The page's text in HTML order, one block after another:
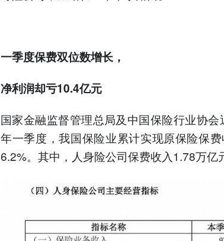
一季度保费双位数增长，
净利润却亏10.4亿元
国家金融监督管理总局及中国保险行业协
年一季度，我国保险业累计实现原保险保
6.2%。其中，人身险公司保费收入1.78万亿